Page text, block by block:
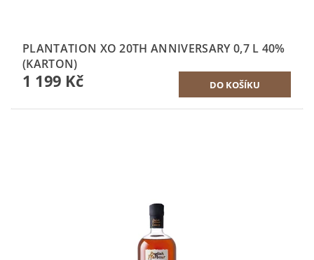
PLANTATION XO 20TH ANNIVERSARY 0,7 L 40%
(KARTON)
1 199 Kč